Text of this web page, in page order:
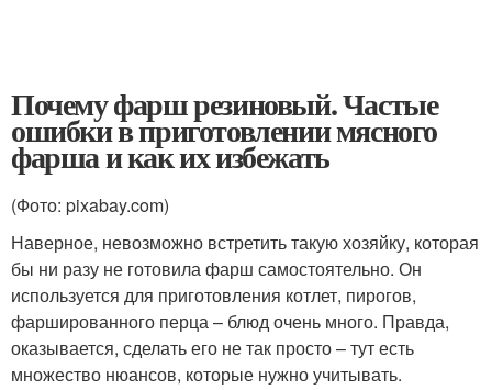
Почему фарш резиновый. Частые
ошибки в приготовлении мясного
фарша и как их избежать
(Фото: pixabay.com)
Наверное, невозможно встретить такую хозяйку, которая
бы ни разу не готовила фарш самостоятельно. Он
используется для приготовления котлет, пирогов,
фаршированного перца – блюд очень много. Правда,
оказывается, сделать его не так просто – тут есть
множество нюансов, которые нужно учитывать.